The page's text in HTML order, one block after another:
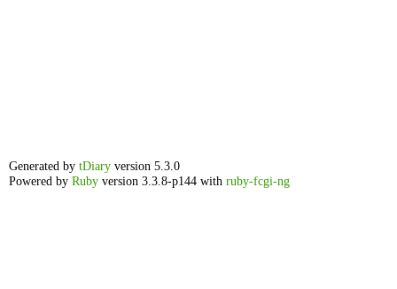
Generated by tDiary version 5.3.0
Powered by Ruby version 3.3.8-p144 with ruby-fcgi-ng